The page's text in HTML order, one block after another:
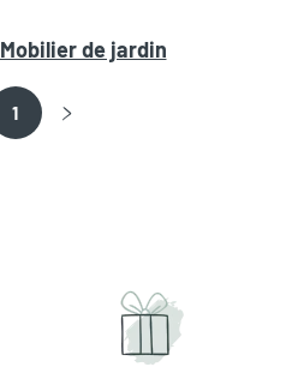
Mobilier de jardin
1